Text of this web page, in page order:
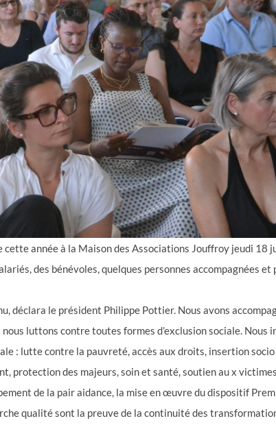
cette année à la Maison des Associations Jouffroy jeudi 18
des bénévoles, quelques personnes accompagnées et
déclara le président Philippe Pottier. Nous avons
luttons contre toutes formes d’exclusion sociale. Nous
: lutte contre la pauvreté, accès aux droits, insertion socio
protection des majeurs, soin et santé, soutien au x
de la pair aidance, la mise en œuvre du dispositif
qualité sont la preuve de la continuité des